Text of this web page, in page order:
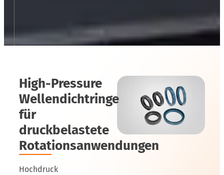
High-Pressure
Wellendichtringe
für
druckbelastete
Rotationsanwendungen
Hochdruck